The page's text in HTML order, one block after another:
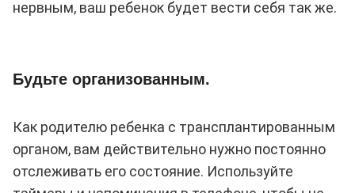
нервным, ваш ребенок будет вести себя так же.
Будьте организованным.
Как родителю ребенка с трансплантированным
органом, вам действительно нужно постоянно
отслеживать его состояние. Используйте